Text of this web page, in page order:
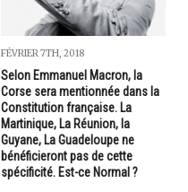
FÉVRIER 7TH, 2018
Selon Emmanuel Macron, la
Corse sera mentionnée dans la
Constitution française. La
Martinique, La Réunion, la
Guyane, La Guadeloupe ne
bénéficieront pas de cette
spécificité. Est-ce Normal ?